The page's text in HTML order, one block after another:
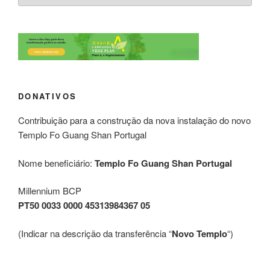
DONATIVOS
Contribuição para a construção da nova instalação do novo
Templo Fo Guang Shan Portugal
Nome beneficiário: Templo Fo Guang Shan Portugal
Millennium BCP
PT50 0033 0000 45313984367 05
(Indicar na descrição da transferência “Novo Templo“)